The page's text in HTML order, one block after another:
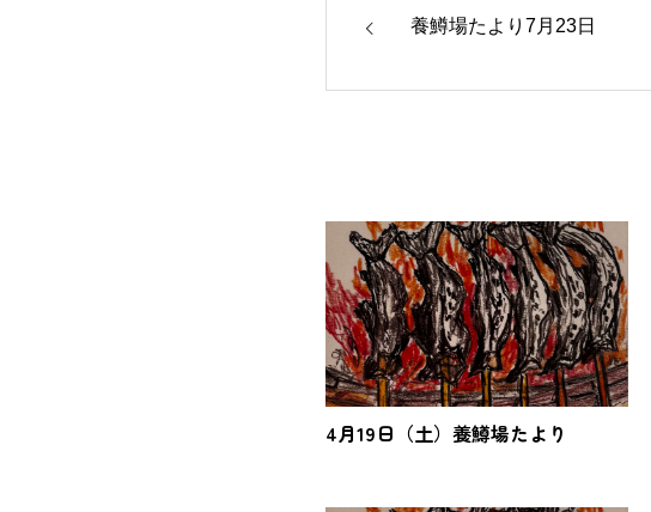
養鱒場たより7月23日
4月19日（土）養鱒場たより